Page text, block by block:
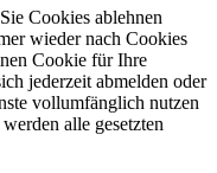
Cookies ablehnen
wieder nach Cookies
Cookie für Ihre
jederzeit abmelden oder
vollumfänglich nutzen
alle gesetzten